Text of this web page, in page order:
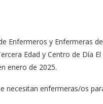
Enfermeros y Enfermeras
Edad y Centro de Día
enero de 2025.
necesitan enfermeras/os